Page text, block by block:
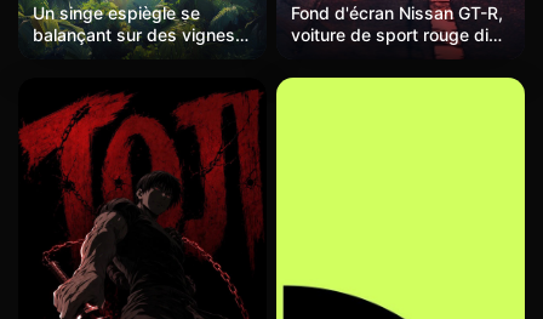
Un singe espiègle se
balançant sur des vignes
dans la canopée luxuriante
à travers les feuilles, des
oiseaux vibrants au loin,
vivant et sauvage.
Fond d'écran Nissan GT-R,
voiture de sport rouge dieu
de la guerre dans une
scène de nuit urbaine, fond